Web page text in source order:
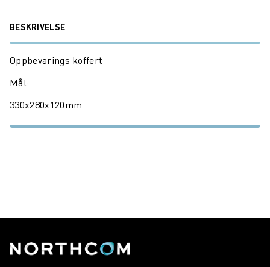
BESKRIVELSE
Oppbevarings koffert
Mål:
330x280x120mm